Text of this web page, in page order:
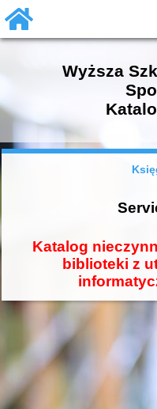
Wyższa
Katalog
biblioteki z